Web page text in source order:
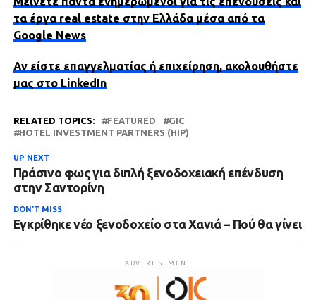
τα έργα real estate στην Ελλάδα μέσα από τα
Google News
Αν είστε επαγγελματίας ή επιχείρηση, ακολουθήστε
μας στο LinkedIn
RELATED TOPICS: FEATURED
GIC
HOTEL INVESTMENT PARTNERS (HIP)
UP NEXT
Πράσινο φως για διπλή ξενοδοχειακή επένδυση
στην Σαντορίνη
DON'T MISS
Εγκρίθηκε νέο ξενοδοχείο στα Χανιά – Πού θα γίνει
ADVERTISEMENT